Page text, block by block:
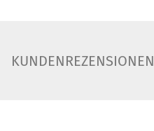
KUNDENREZENSIONEN